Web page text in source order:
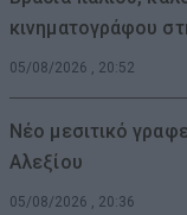
κινηματογράφου
05/08/2026 , 20:52
Νέο μεσιτικό
Αλεξίου
05/08/2026 , 20:36